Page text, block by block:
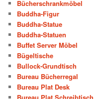
Bücherschrankmöbel
Buddha-Figur
Buddha-Statue
Buddha-Statuen
Buffet Server Möbel
Bügeltische
Bullock-Grundtisch
Bureau Bücherregal
Bureau Plat Desk
Bureau Plat Schreibtisch